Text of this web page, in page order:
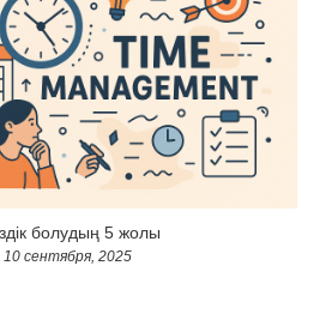
болудың 5 жолы
10 сентября, 2025